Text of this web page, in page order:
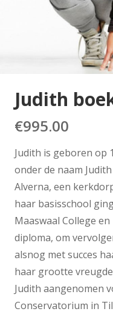
Judith
€995.00
Judith is geboren op
onder de naam
Alverna, een
haar basisschool
Maaswaal College
diploma, om
alsnog met succes
haar grootte
Judith aangenomen
Conservatorium in